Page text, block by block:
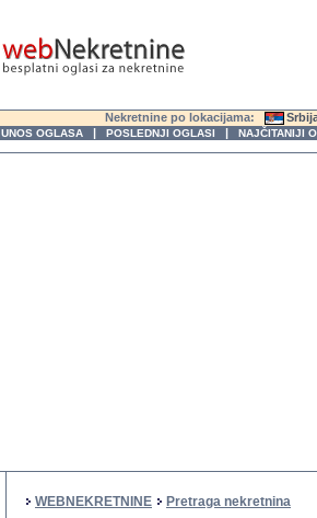
Nekretnine po lokacijama:
UNOS OGLASA | POSLEDNJI OGLASI | NAJČITANIJI
WEBNEKRETNINE Pretraga nekretnina